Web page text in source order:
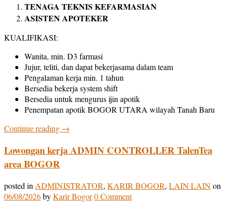
TENAGA TEKNIS KEFARMASIAN
ASISTEN APOTEKER
KUALIFIKASI:
Wanita, min. D3 farmasi
Jujur, teliti, dan dapat bekerjasama dalam team
Pengalaman kerja min. 1 tahun
Bersedia bekerja system shift
Bersedia untuk mengurus ijin apotik
Penempatan apotik BOGOR UTARA wilayah Tanah Baru
Continue reading →
Lowongan kerja ADMIN CONTROLLER TalenTea
area BOGOR
posted in ADMINISTRATOR, KARIR BOGOR, LAIN LAINon
06/08/2026byKarir Bogor0 Comment